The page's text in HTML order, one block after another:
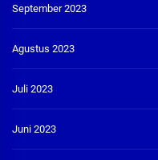
September 2023
Agustus 2023
Juli 2023
Juni 2023